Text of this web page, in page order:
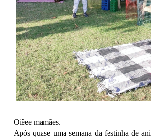
Oiêee mamães.
Após quase uma semana da festinha de